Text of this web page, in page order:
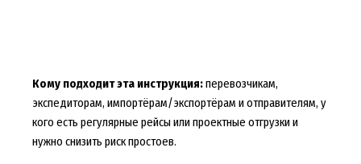
Кому подходит эта инструкция:перевозчикам,
экспедиторам, импортёрам/экспортёрам и отправителям, у
кого есть регулярные рейсы или проектные отгрузки и
нужно снизить риск простоев.